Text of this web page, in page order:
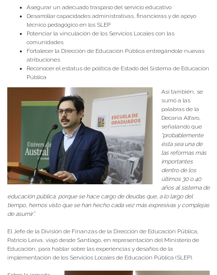
Asegurar un adecuado traspaso del servicio educativo
Desarrollar capacidades administrativas, financieras y de apoyo
técnico pedagógico en los SLEP
Potenciar la vinculación de los Servicios Locales con las
comunidades
Fortalecer la Dirección de Educación Pública entregándole nuevas
atribuciones
Reconocer el estatus de política de Estado del Sistema de Educación
Pública
Así también, se
sumó a las
palabras de la
Decana Alfaro,
señalando que
“probablemente
ésta sea una de
las reformas más
importantes
dentro de los
últimos 30 o 40
años al sistema de
educación pública, porque se hace cargo de deudas que, a lo largo del
tiempo, hemos visto que se han hecho cada vez más expresivas y complejas
de asumir”.
El Jefe de la División de Finanzas de la Dirección de Educación Pública,
Patricio Leiva, viajó desde Santiago, en representación del Ministerio de
Educación, para hablar sobre las experiencias y desafíos de la
implementación de los Servicios Locales de Educación Pública (SLEP).